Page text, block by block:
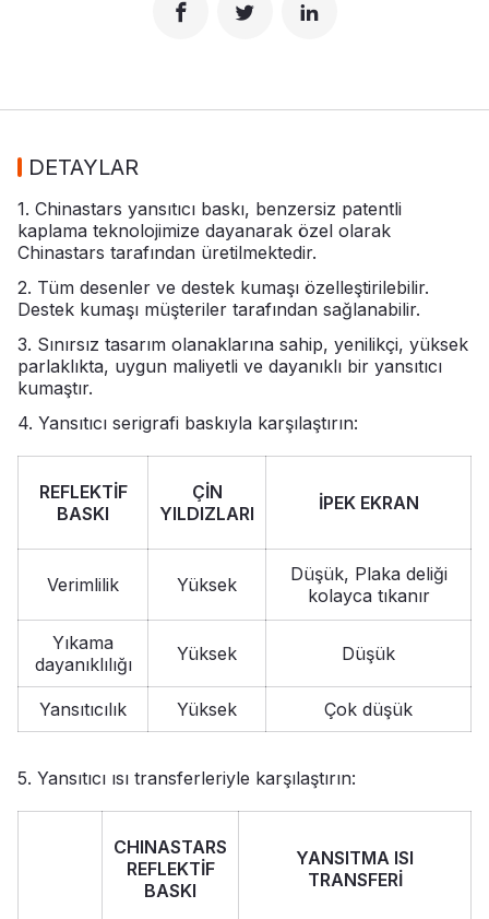
DETAYLAR
1. Chinastars yansıtıcı baskı, benzersiz patentli
kaplama teknolojimize dayanarak özel olarak
Chinastars tarafından üretilmektedir.
2. Tüm desenler ve destek kumaşı özelleştirilebilir.
Destek kumaşı müşteriler tarafından sağlanabilir.
3. Sınırsız tasarım olanaklarına sahip, yenilikçi, yüksek
parlaklıkta, uygun maliyetli ve dayanıklı bir yansıtıcı
kumaştır.
4. Yansıtıcı serigrafi baskıyla karşılaştırın:
REFLEKTİF
BASKI
ÇİN
YILDIZLARI
İPEK EKRAN
Verimlilik Yüksek
Düşük, Plaka deliği
kolayca tıkanır
Yıkama
dayanıklılığı
Yüksek Düşük
Yansıtıcılık Yüksek Çok düşük
5. Yansıtıcı ısı transferleriyle karşılaştırın:
CHINASTARS
REFLEKTİF
BASKI
YANSITMA ISI
TRANSFERİ